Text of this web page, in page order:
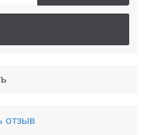
отзыв